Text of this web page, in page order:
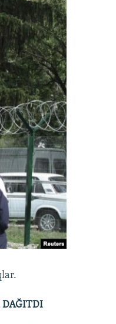
DAĞITDI